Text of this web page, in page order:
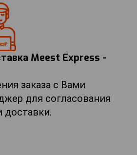
Meest Express -
заказа с Вами
для согласования